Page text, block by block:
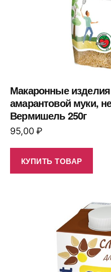
Макаронные
амарантовой муки,
Вермишель 250г
95,00₽
КУПИТЬ ТОВАР